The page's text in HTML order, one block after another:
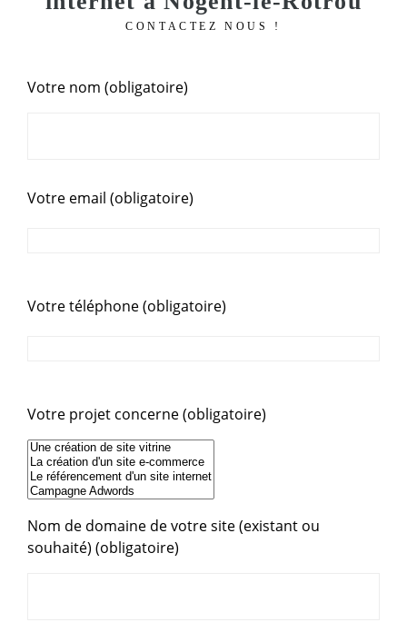
CONTACTEZ NOUS !
Votre nom (obligatoire)
Votre email (obligatoire)
Votre téléphone (obligatoire)
Votre projet concerne (obligatoire)
Nom de domaine de votre site (existant ou
souhaité) (obligatoire)